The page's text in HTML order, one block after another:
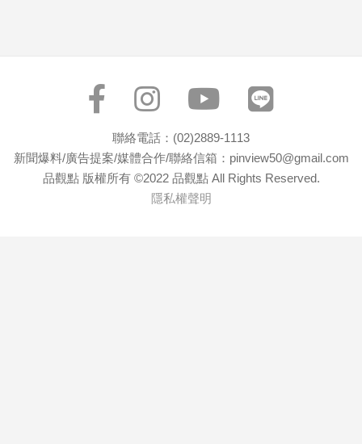
聯絡電話：(02)2889-1113
新聞爆料/廣告提案/媒體合作/聯絡信箱：pinview50@gmail.com
品觀點 版權所有 ©2022 品觀點 All Rights Reserved.
隱私權聲明